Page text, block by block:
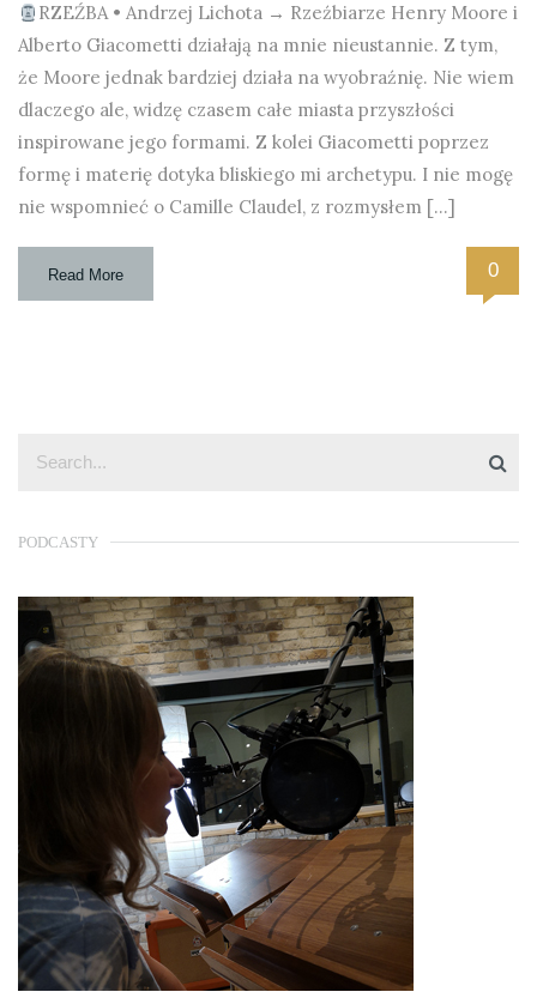
RZEŹBA • Andrzej Lichota → Rzeźbiarze Henry Moore i
Alberto Giacometti działają na mnie nieustannie. Z tym,
że Moore jednak bardziej działa na wyobraźnię. Nie wiem
dlaczego ale, widzę czasem całe miasta przyszłości
inspirowane jego formami. Z kolei Giacometti poprzez
formę i materię dotyka bliskiego mi archetypu. I nie mogę
nie wspomnieć o Camille Claudel, z rozmysłem […]
Read More 0
PODCASTY